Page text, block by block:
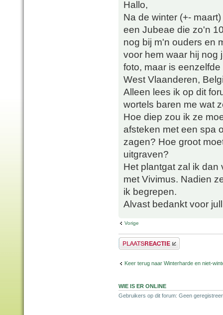
Hallo,
Na de winter (+-
een Jubeae die zo'n
nog bij m'n ouders en
voor hem waar hij
foto, maar is
West Vlaanderen,
Alleen lees ik op dit
wortels baren me wat
Hoe diep zou ik ze
afsteken met een spa
zagen? Hoe groot
uitgraven?
Het plantgat zal ik
met Vivimus. Nadien
ik begrepen.
Alvast bedankt voor
Vorige
Plaats een reactie
Keer terug naar Winterharde en niet-
WIE IS ER ONLINE
Gebruikers op dit forum: Geen